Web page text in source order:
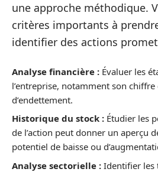
une approche méthodique.
critères importants à
identifier des actions
Analyse financière : Évaluer les
l’entreprise, notamment son chiffre
d’endettement.
Historique du stock : Étudier les
de l’action peut donner un aperçu
potentiel de baisse ou
Analyse sectorielle : Identifier les